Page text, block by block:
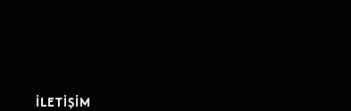
İLETIŞIM